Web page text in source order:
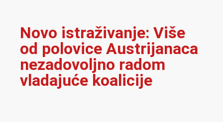
Novo istraživanje: Više
od polovice Austrijanaca
nezadovoljno radom
vladajuće koalicije